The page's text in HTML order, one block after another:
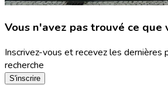
Vous n'avez pas trouvé ce que
Inscrivez-vous et recevez les dernières
recherche
S'inscrire